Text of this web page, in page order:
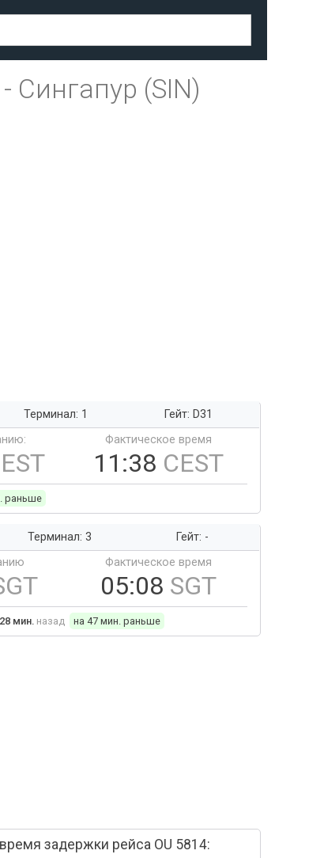
- Сингапур (SIN)
Терминал: 1
Гейт: D31
Фактическое время
11:38 CEST
раньше
Терминал: 3
Гейт: -
Фактическое время
05:08 SGT
мин. назад на 47 мин. раньше
задержки рейса OU 5814: